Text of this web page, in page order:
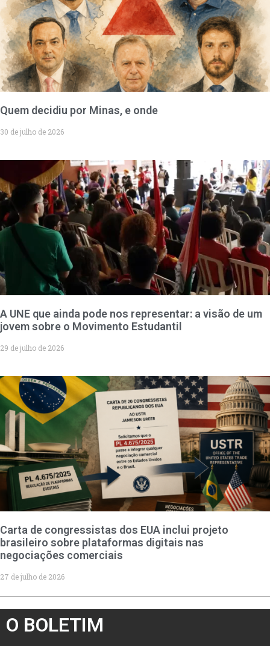
Quem decidiu por Minas, e onde
30 de julho de 2026
A UNE que ainda pode nos representar: a visão de um
jovem sobre o Movimento Estudantil
29 de julho de 2026
Carta de congressistas dos EUA inclui projeto
brasileiro sobre plataformas digitais nas
negociações comerciais
27 de julho de 2026
O BOLETIM